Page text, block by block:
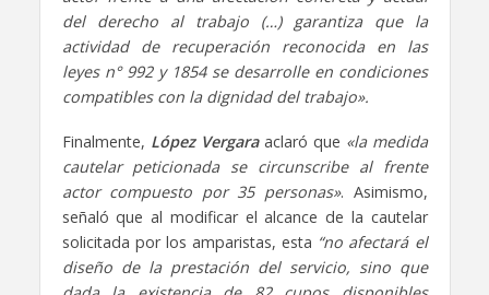
del derecho al trabajo (…) garantiza que la
actividad de recuperación reconocida en las
leyes n° 992 y 1854 se desarrolle en condiciones
compatibles con la dignidad del trabajo».
Finalmente, López Vergaraaclaró que «la medida
cautelar peticionada se circunscribe al frente
actor compuesto por 35 personas». Asimismo,
señaló que al modificar el alcance de la cautelar
solicitada por los amparistas, esta “no afectará el
diseño de la prestación del servicio, sino que